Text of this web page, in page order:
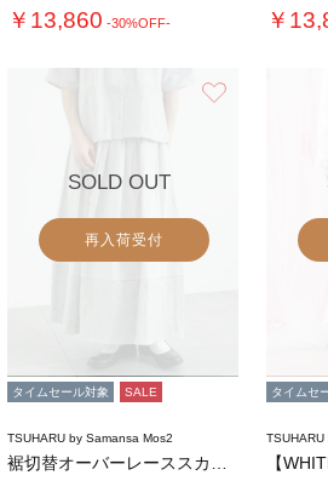
￥13,860 -30%OFF- ￥
SOLD OUT
再入荷受付
タイムセール対象 SALE
TSUHARU by Samansa Mos2
タイムセ